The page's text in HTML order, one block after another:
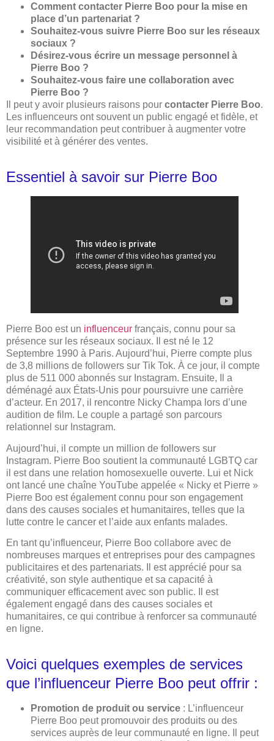
Comment contacter Pierre Boo pour la mise en
place d’un partenariat ?
Souhaitez-vous suivre Pierre Boo sur les réseaux
sociaux ?
Désirez-vous écrire un message personnel à
Pierre Boo ?
Souhaitez-vous faire une collaboration avec
Pierre Boo ?
Il peut y avoir plusieurs raisons pour contacter Pierre Boo.
Les influenceurs ont souvent un public engagé et fidèle, et
leur recommandation peut contribuer à augmenter votre
visibilité et à générer des ventes.
Essentiel à savoir sur Pierre Boo
Pierre Boo est un influenceur français, connu pour sa
présence sur les réseaux sociaux. Il est né le 12
Septembre 1990 à Paris. Aujourd’hui, Pierre compte plus
de 3,8 millions de followers sur Tik Tok. À ce jour, il compte
plus de 511 000 abonnés sur Instagram. Ensuite, Il a
déménagé aux États-Unis pour poursuivre une carrière
d’acteur. En 2017, il rencontre Nicky Champa lors d’une
audition de film. Le couple a partagé son parcours
relationnel sur Instagram.
Aujourd’hui, il compte un million de followers sur
Instagram. Pierre Boo soutient la communauté LGBTQ car
il est dans une relation homosexuelle ouverte. Lui et Nick
ont ​​lancé une chaîne YouTube appelée « Nicky et Pierre »
Pierre Boo est également connu pour son engagement
dans des causes sociales et humanitaires, telles que la
lutte contre le cancer et l’aide aux enfants malades.
En tant qu’influenceur, Pierre Boo collabore avec de
nombreuses marques et entreprises pour des campagnes
publicitaires et des partenariats. Il est apprécié pour sa
créativité, son style authentique et sa capacité à
communiquer efficacement avec son public. Il est
également engagé dans des causes sociales et
humanitaires, ce qui contribue à renforcer sa communauté
en ligne.
Voici quelques exemples de services
que l’influenceur Pierre Boo peut offrir :
Promotion de produit ou service : L’influenceur
Pierre Boo peut promouvoir des produits ou des
services auprès de leur communauté en ligne. Il peut